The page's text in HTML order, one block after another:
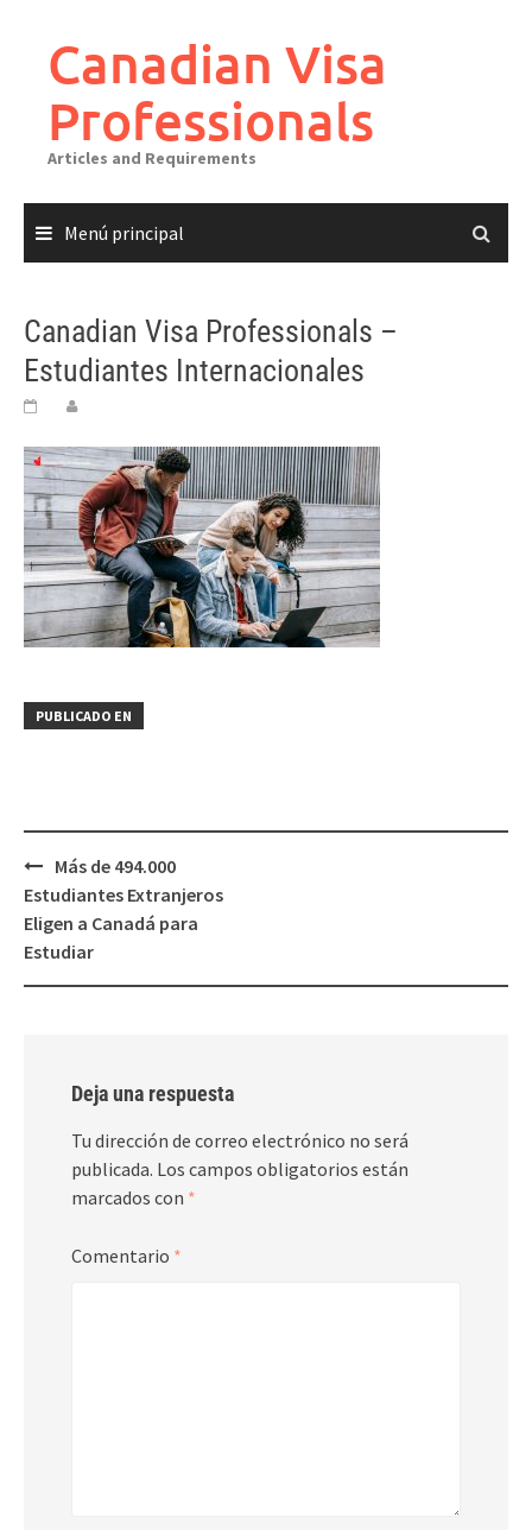
Canadian Visa
Professionals
Articles and Requirements
Menú principal
Canadian Visa Professionals –
Estudiantes Internacionales
PUBLICADO EN
Más de 494.000
Estudiantes Extranjeros
Eligen a Canadá para
Estudiar
Deja una respuesta
Tu dirección de correo electrónico no será
publicada. Los campos obligatorios están
marcados con *
Comentario *